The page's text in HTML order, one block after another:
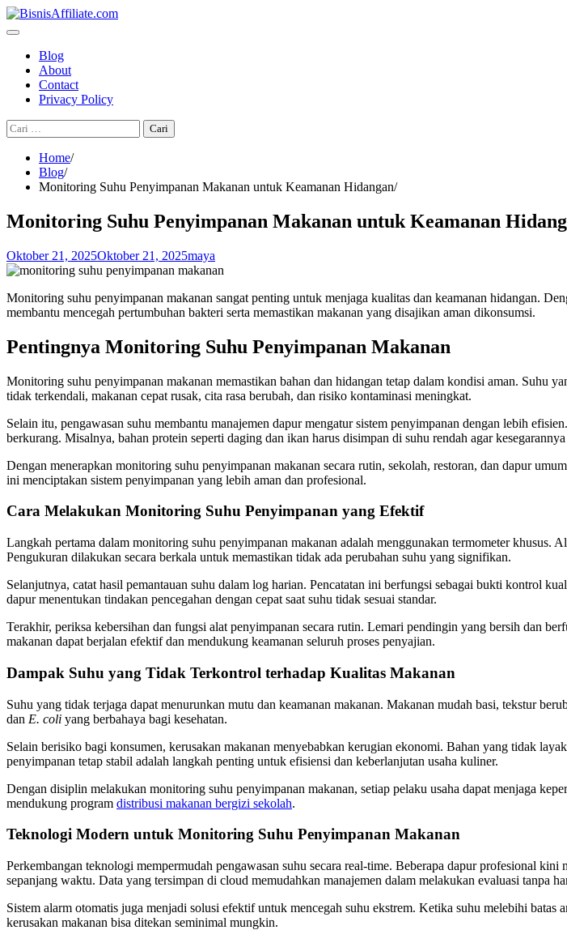
Skip
to
Blog
About
Contact
Privacy Policy
Cari
untuk:
Home
Blog
Monitoring Suhu Penyimpanan Makanan untuk Keamanan Hidangan
Monitoring Suhu Penyimpanan Makanan untuk Keamanan
Oktober 21, 2025Oktober 21, 2025maya
Monitoring suhu penyimpanan makanan sangat penting untuk menjaga kualitas dan keamanan hidangan.
membantu mencegah pertumbuhan bakteri serta memastikan makanan yang disajikan aman dikonsumsi.
Pentingnya Monitoring Suhu Penyimpanan Makanan
Monitoring suhu penyimpanan makanan memastikan bahan dan hidangan tetap dalam kondisi aman. Suhu
tidak terkendali, makanan cepat rusak, cita rasa berubah, dan risiko kontaminasi meningkat.
Selain itu, pengawasan suhu membantu manajemen dapur mengatur sistem penyimpanan dengan lebih
berkurang. Misalnya, bahan protein seperti daging dan ikan harus disimpan di suhu rendah agar
Dengan menerapkan monitoring suhu penyimpanan makanan secara rutin, sekolah, restoran, dan dapur
ini menciptakan sistem penyimpanan yang lebih aman dan profesional.
Cara Melakukan Monitoring Suhu Penyimpanan yang Efektif
Langkah pertama dalam monitoring suhu penyimpanan makanan adalah menggunakan termometer khusus.
Pengukuran dilakukan secara berkala untuk memastikan tidak ada perubahan suhu yang signifikan.
Selanjutnya, catat hasil pemantauan suhu dalam log harian. Pencatatan ini berfungsi sebagai bukti kontrol
dapur menentukan tindakan pencegahan dengan cepat saat suhu tidak sesuai standar.
Terakhir, periksa kebersihan dan fungsi alat penyimpanan secara rutin. Lemari pendingin yang bersih dan
makanan dapat berjalan efektif dan mendukung keamanan seluruh proses penyajian.
Dampak Suhu yang Tidak Terkontrol terhadap Kualitas Makanan
Suhu yang tidak terjaga dapat menurunkan mutu dan keamanan makanan. Makanan mudah basi, tekstur
dan E. coli yang berbahaya bagi kesehatan.
Selain berisiko bagi konsumen, kerusakan makanan menyebabkan kerugian ekonomi. Bahan yang tidak
penyimpanan tetap stabil adalah langkah penting untuk efisiensi dan keberlanjutan usaha kuliner.
Dengan disiplin melakukan monitoring suhu penyimpanan makanan, setiap pelaku usaha dapat menjaga
mendukung program distribusi makanan bergizi sekolah.
Teknologi Modern untuk Monitoring Suhu Penyimpanan Makanan
Perkembangan teknologi mempermudah pengawasan suhu secara real-time. Beberapa dapur profesional
sepanjang waktu. Data yang tersimpan di cloud memudahkan manajemen dalam melakukan evaluasi tanpa
Sistem alarm otomatis juga menjadi solusi efektif untuk mencegah suhu ekstrem. Ketika suhu melebihi
kerusakan makanan bisa ditekan seminimal mungkin.